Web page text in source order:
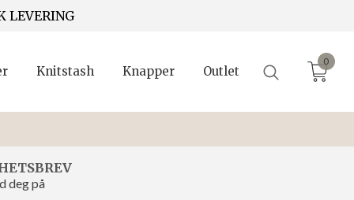
LEVERING
Knitstash Knapper Outlet
0
deg på